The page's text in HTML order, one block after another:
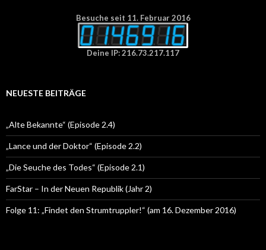
Besuche seit 11. Februar 2016
Deine IP: 216.73.217.117
NEUESTE BEITRÄGE
„Alte Bekannte“ (Episode 2.4)
„Lance und der Doktor“ (Episode 2.2)
„Die Seuche des Todes“ (Episode 2.1)
FarStar – In der Neuen Republik (Jahr 2)
Folge 11: „Findet den Strumtruppler!“ (am 16. Dezember 2016)